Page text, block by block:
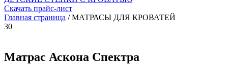
Скачать прайс-лист
Главная страница / МАТРАСЫ ДЛЯ КРОВАТЕЙ
30
Матрас Аскона Спектра